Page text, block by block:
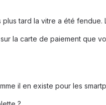
tard la vitre a été
la carte de paiement que
il en existe pour les